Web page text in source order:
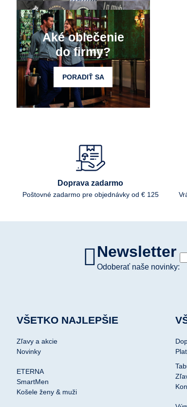
Aké oblečenie
do firmy?
PORADIŤ SA
Doprava zadarmo
Poštovné zadarmo pre objednávky od € 125
Newsletter
Odoberať naše novinky:
VŠETKO NAJLEPŠIE
Zľavy a akcie
Novinky
ETERNA
SmartMen
Košele ženy & muži